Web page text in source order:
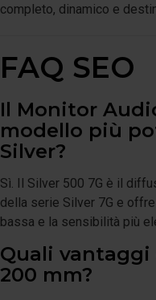
completo, dinamico e
FAQ SEO
Il Monitor
modello più
Silver?
Sì. Il Silver 500 7G è il
della serie Silver 7G e
bassa e la sensibilità più
Quali
200 mm?